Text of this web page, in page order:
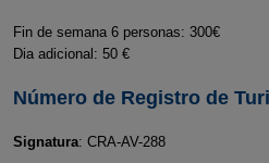
Fin de semana 6 personas: 300€
Dia adicional: 50 €
Número de Registro de
Signatura: CRA-AV-288